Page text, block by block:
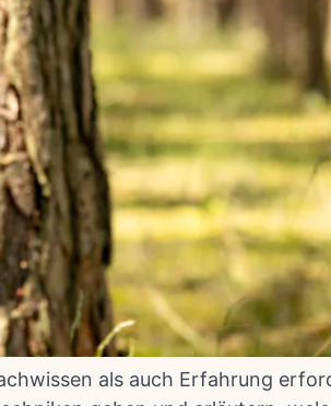
als auch Erfahrung